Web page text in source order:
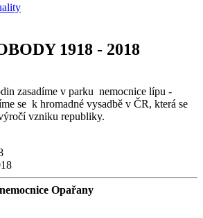
1918 - 2018
zasadíme v parku nemocnice lípu -
se k hromadné vysadbě v ČR, která se
vzniku republiky.
Opařany